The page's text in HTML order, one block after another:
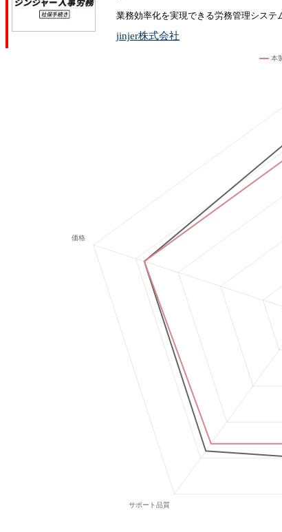
業務効率化を実現できる労務管理システ
jinjer株式会社